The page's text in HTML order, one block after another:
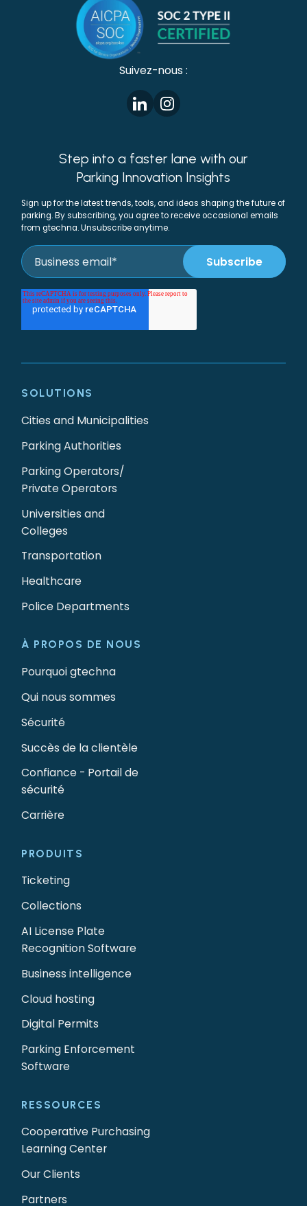
Suivez-nous :
Step into a faster lane with our
Parking Innovation Insights
Sign up for the latest trends, tools, and ideas shaping the future of
parking. By subscribing, you agree to receive occasional emails
from gtechna. Unsubscribe anytime.
À PROPOS DE NOUS
Pourquoi gtechna
Qui nous sommes
Sécurité
Succès de la clientèle
Confiance - Portail de
sécurité
Carrière
SOLUTIONS
Cities and Municipalities
Parking Authorities
Parking Operators/
Private Operators
Universities and
Colleges
Transportation
Healthcare
Police Departments
PRODUITS
Ticketing
Collections
AI License Plate
Recognition Software
Business intelligence
Cloud hosting
Digital Permits
Parking Enforcement
Software
RESSOURCES
Cooperative Purchasing
Learning Center
Our Clients
Partners